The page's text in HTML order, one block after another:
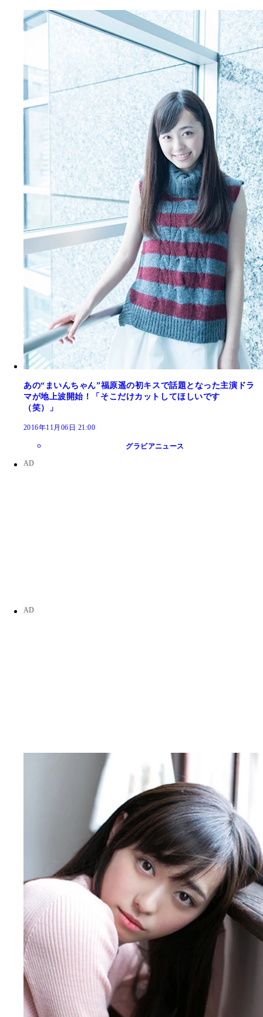
あの“まいんちゃん”福原遥の初キスで話題となった主演ドラ
マが地上波開始！「そこだけカットしてほしいです
（笑）」
2016年11月06日 21:00
グラビアニュース